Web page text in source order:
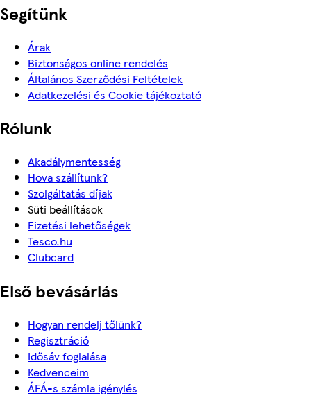
Segítünk
Árak
Biztonságos online rendelés
Általános Szerződési Feltételek
Adatkezelési és Cookie tájékoztató
Rólunk
Akadálymentesség
Hova szállítunk?
Szolgáltatás díjak
Süti beállítások
Fizetési lehetőségek
Tesco.hu
Clubcard
Első bevásárlás
Hogyan rendelj tőlünk?
Regisztráció
Idősáv foglalása
Kedvenceim
ÁFÁ-s számla igénylés